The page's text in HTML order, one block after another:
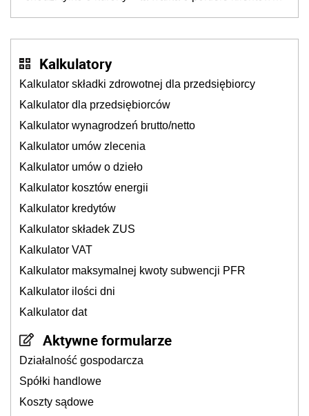
Kalkulatory
Kalkulator składki zdrowotnej dla przedsiębiorcy
Kalkulator dla przedsiębiorców
Kalkulator wynagrodzeń brutto/netto
Kalkulator umów zlecenia
Kalkulator umów o dzieło
Kalkulator kosztów energii
Kalkulator kredytów
Kalkulator składek ZUS
Kalkulator VAT
Kalkulator maksymalnej kwoty subwencji PFR
Kalkulator ilości dni
Kalkulator dat
Aktywne formularze
Działalność gospodarcza
Spółki handlowe
Koszty sądowe